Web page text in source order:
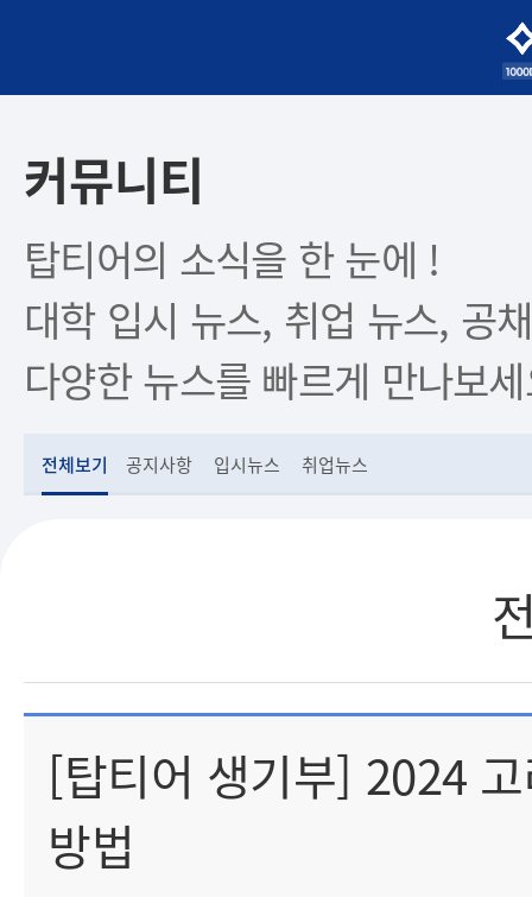
커뮤니티
탑티어의 소식을 한 눈에 !
대학 입시 뉴스, 취업 뉴스, 공
다양한 뉴스를 빠르게 만나보
전체보기 공지사항 입시뉴스 취업뉴스
[탑티어 생기부] 2024
방법